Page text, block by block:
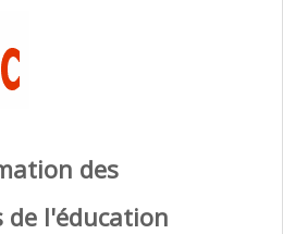
des
de l'éducation